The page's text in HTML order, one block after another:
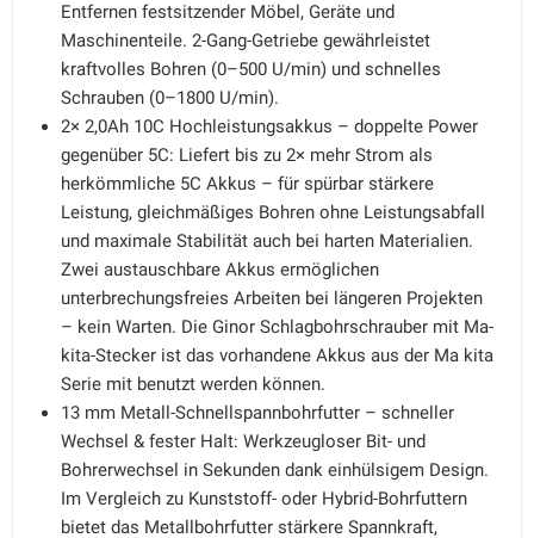
Entfernen festsitzender Möbel, Geräte und
Maschinenteile. 2-Gang-Getriebe gewährleistet
kraftvolles Bohren (0–500 U/min) und schnelles
Schrauben (0–1800 U/min).
2× 2,0Ah 10C Hochleistungsakkus – doppelte Power
gegenüber 5C: Liefert bis zu 2× mehr Strom als
herkömmliche 5C Akkus – für spürbar stärkere
Leistung, gleichmäßiges Bohren ohne Leistungsabfall
und maximale Stabilität auch bei harten Materialien.
Zwei austauschbare Akkus ermöglichen
unterbrechungsfreies Arbeiten bei längeren Projekten
– kein Warten. Die Ginor Schlagbohrschrauber mit Ma-
kita-Stecker ist das vorhandene Akkus aus der Ma kita
Serie mit benutzt werden können.
13 mm Metall-Schnellspannbohrfutter – schneller
Wechsel & fester Halt: Werkzeugloser Bit- und
Bohrerwechsel in Sekunden dank einhülsigem Design.
Im Vergleich zu Kunststoff- oder Hybrid-Bohrfuttern
bietet das Metallbohrfutter stärkere Spannkraft,